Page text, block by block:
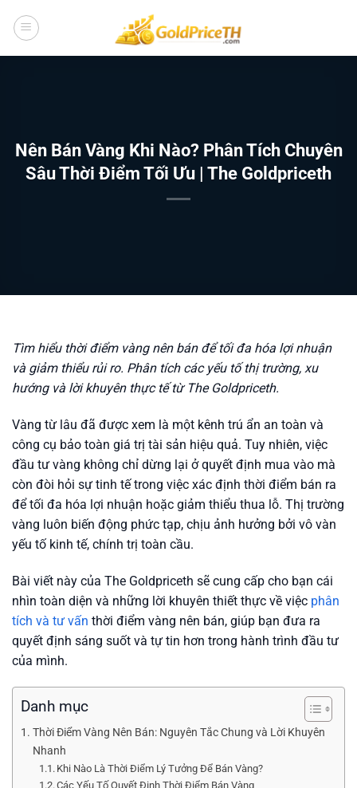
qua
Nên Bán Vàng Khi Nào? Phân Tích Chuyên
Sâu Thời Điểm Tối Ưu | The Goldpriceth
Tìm hiểu thời điểm vàng nên bán để tối đa hóa lợi nhuận
và giảm thiểu rủi ro. Phân tích các yếu tố thị trường, xu
hướng và lời khuyên thực tế từ The Goldpriceth.
Vàng từ lâu đã được xem là một kênh trú ẩn an toàn và
công cụ bảo toàn giá trị tài sản hiệu quả. Tuy nhiên, việc
đầu tư vàng không chỉ dừng lại ở quyết định mua vào mà
còn đòi hỏi sự tinh tế trong việc xác định thời điểm bán ra
để tối đa hóa lợi nhuận hoặc giảm thiểu thua lỗ. Thị trường
vàng luôn biến động phức tạp, chịu ảnh hưởng bởi vô vàn
yếu tố kinh tế, chính trị toàn cầu.
Bài viết này của The Goldpriceth sẽ cung cấp cho bạn cái
nhìn toàn diện và những lời khuyên thiết thực về việc phân
tích và tư vấn thời điểm vàng nên bán, giúp bạn đưa ra
quyết định sáng suốt và tự tin hơn trong hành trình đầu tư
của mình.
Danh mục
Thời Điểm Vàng Nên Bán: Nguyên Tắc Chung và Lời Khuyên
Nhanh
Khi Nào Là Thời Điểm Lý Tưởng Để Bán Vàng?
Các Yếu Tố Quyết Định Thời Điểm Bán Vàng